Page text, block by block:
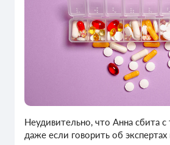
Неудивительно, что Анна сбита с
даже если говорить об экспертах